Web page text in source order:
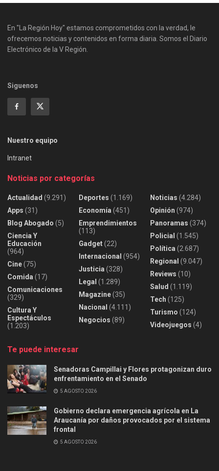
En "La Región Hoy" estamos comprometidos con la verdad, le
ofrecemos noticias y contenidos en forma diaria. Somos el Diario
Electrónico de la V Región.
Siguenos
Nuestro equipo
Intranet
Noticias por categorías
Actualidad (9.291)
Apps (31)
Blog Abogado (5)
Ciencia Y
Educación
(964)
Cine(75)
Comida (17)
Comunicaciones
(329)
Cultura Y
Espectáculos
(1.203)
Deportes (1.169)
Economía (451)
Emprendimientos
(113)
Gadget(22)
Internacional (954)
Justicia (328)
Legal (1.289)
Magazine(35)
Nacional (4.111)
Negocios (89)
Noticias (4.284)
Opinión (974)
Panoramas (374)
Policial (1.545)
Política (2.687)
Regional (9.047)
Reviews (10)
Salud (1.119)
Tech (125)
Turismo (124)
Videojuegos (4)
Te puede interesar
Senadoras Campillai y Flores protagonizan duro
enfrentamiento en el Senado
5 AGOSTO 2026
Gobierno declara emergencia agrícola en La
Araucanía por daños provocados por el sistema
frontal
5 AGOSTO 2026